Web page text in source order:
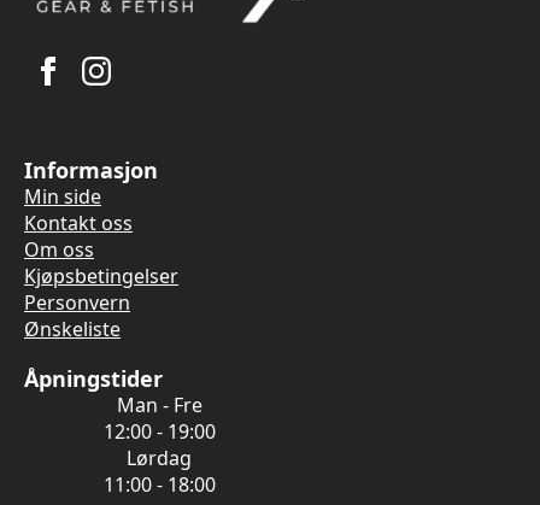
Informasjon
Min side
Kontakt oss
Om oss
Kjøpsbetingelser
Personvern
Ønskeliste
Åpningstider
Man - Fre
12:00 - 19:00
Lørdag
11:00 - 18:00